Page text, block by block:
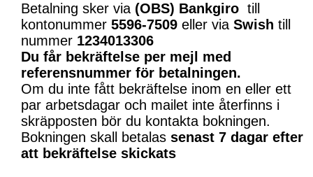
Betalning sker via (OBS) Bankgiro till
kontonummer 5596-7509 eller via Swish till
nummer 1234013306
Du får bekräftelse per mejl med
referensnummer för betalningen.
Om du inte fått bekräftelse inom en eller ett
par arbetsdagar och mailet inte återfinns i
skräpposten bör du kontakta bokningen.
Bokningen skall betalas senast 7 dagar efter
att bekräftelse skickats